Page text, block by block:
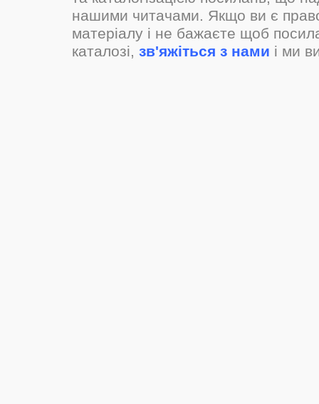
нашими читачами. Якщо ви є
матеріалу і не бажаєте щоб
каталозі, зв'яжіться з нами і ми